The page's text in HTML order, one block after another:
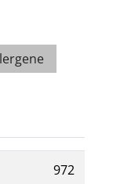
972